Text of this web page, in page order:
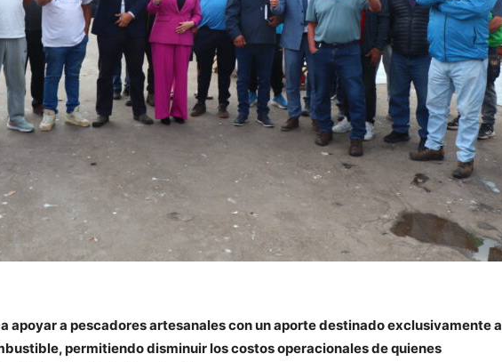
apoyar a pescadores artesanales con un aporte destinado exclusivamente a
permitiendo disminuir los costos operacionales de quienes